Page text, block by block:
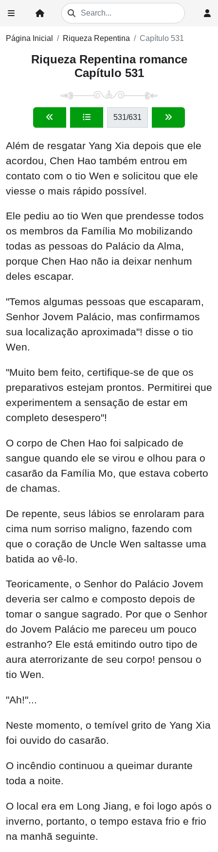
Página Inicial Riqueza Repentina Capítulo 531
Riqueza Repentina romance
Capítulo 531
531/631
Além de resgatar Yang Xia depois que ele
acordou, Chen Hao também entrou em
contato com o tio Wen e solicitou que ele
viesse o mais rápido possível.
Ele pediu ao tio Wen que prendesse todos
os membros da Família Mo mobilizando
todas as pessoas do Palácio da Alma,
porque Chen Hao não ia deixar nenhum
deles escapar.
"Temos algumas pessoas que escaparam,
Senhor Jovem Palácio, mas confirmamos
sua localização aproximada"! disse o tio
Wen.
"Muito bem feito, certifique-se de que os
preparativos estejam prontos. Permitirei que
experimentem a sensação de estar em
completo desespero"!
O corpo de Chen Hao foi salpicado de
sangue quando ele se virou e olhou para o
casarão da Família Mo, que estava coberto
de chamas.
De repente, seus lábios se enrolaram para
cima num sorriso maligno, fazendo com
que o coração de Uncle Wen saltasse uma
batida ao vê-lo.
Teoricamente, o Senhor do Palácio Jovem
deveria ser calmo e composto depois de
tomar o sangue sagrado. Por que o Senhor
do Jovem Palácio me pareceu um pouco
estranho? Ele está emitindo outro tipo de
aura aterrorizante de seu corpo! pensou o
tio Wen.
"Ah!"...
Neste momento, o temível grito de Yang Xia
foi ouvido do casarão.
O incêndio continuou a queimar durante
toda a noite.
O local era em Long Jiang, e foi logo após o
inverno, portanto, o tempo estava frio e frio
na manhã seguinte.